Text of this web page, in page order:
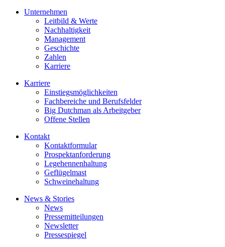
Unternehmen
Leitbild & Werte
Nachhaltigkeit
Management
Geschichte
Zahlen
Karriere
Karriere
Einstiegsmöglichkeiten
Fachbereiche und Berufsfelder
Big Dutchman als Arbeitgeber
Offene Stellen
Kontakt
Kontaktformular
Prospektanforderung
Legehennenhaltung
Geflügelmast
Schweinehaltung
News & Stories
News
Pressemitteilungen
Newsletter
Pressespiegel